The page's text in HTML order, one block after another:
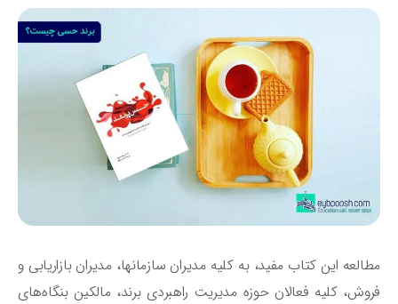
این کتاب مفید، به کلیه مدیران سازمانها، مدیران بازاریابی و
کلیه فعالان حوزه مدیریت راهبردی برند، مالکین بنگاه‌های